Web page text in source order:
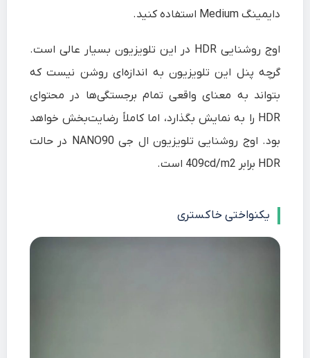
دایمینگ Medium استفاده کنید.
اوج روشنایی HDR در این تلویزیون بسیار عالی است.
گرچه پنل این تلویزیون به اندازه‌ای روشن نیست که
بتواند به معنای واقعی تمام برجستگی‌ها در محتوای
HDR را به نمایش بگذارد، اما کاملاً رضایت‌بخش خواهد
بود. اوج روشنایی تلویزیون ال جی NANO90 در حالت
HDR برابر 409cd/m2 است.
یکنواختی خاکستری